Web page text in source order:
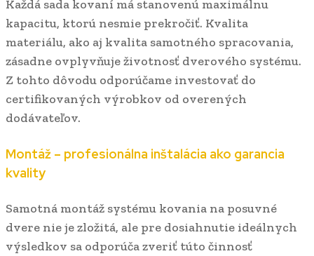
Každá sada kovaní má stanovenú maximálnu
kapacitu, ktorú nesmie prekročiť. Kvalita
materiálu, ako aj kvalita samotného spracovania,
zásadne ovplyvňuje životnosť dverového systému.
Z tohto dôvodu odporúčame investovať do
certifikovaných výrobkov od overených
dodávateľov.
Montáž – profesionálna inštalácia ako garancia
kvality
Samotná montáž systému kovania na posuvné
dvere nie je zložitá, ale pre dosiahnutie ideálnych
výsledkov sa odporúča zveriť túto činnosť